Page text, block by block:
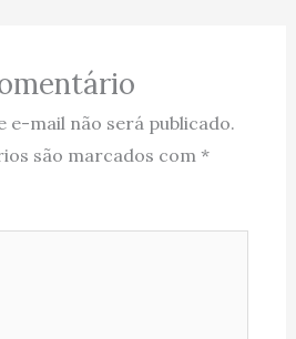
e-mail não será publicado.
são marcados com *